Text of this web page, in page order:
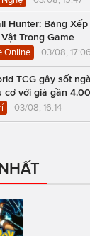
Hunter: Bảng
Trong Game
Online 03/08, 17:06
TCG gây sốt
cơ với giá gần
03/08, 16:14